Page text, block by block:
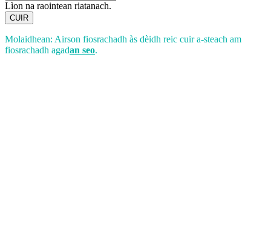
Lìon na raointean riatanach.
CUIR
Molaidhean: Airson fiosrachadh às dèidh reic cuir a-steach am
fiosrachadh agadan seo.